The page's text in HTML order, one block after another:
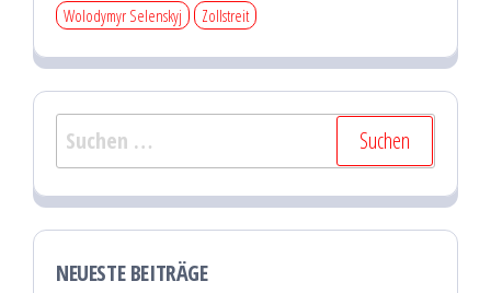
Wolodymyr Selenskyj Zollstreit
Suchen
nach:
NEUESTE BEITRÄGE